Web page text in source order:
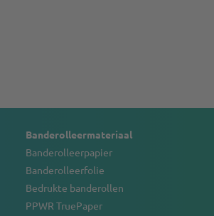
Banderolleermateriaal
Banderolleerpapier
Banderolleerfolie
Bedrukte banderollen
PPWR TruePaper